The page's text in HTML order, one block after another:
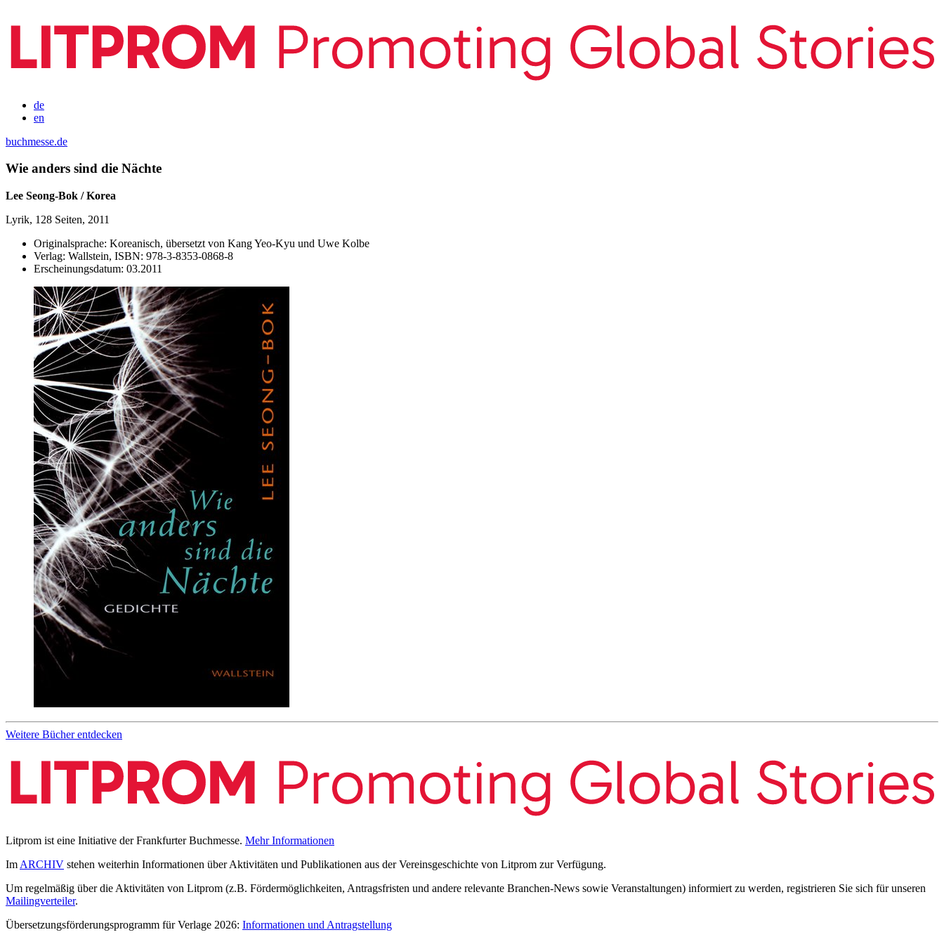
de
en
buchmesse.de
Wie anders sind die Nächte
Lee Seong-Bok / Korea
Lyrik, 128 Seiten, 2011
Originalsprache: Koreanisch, übersetzt von Kang Yeo-Kyu und Uwe Kolbe
Verlag: Wallstein, ISBN: 978-3-8353-0868-8
Erscheinungsdatum: 03.2011
Weitere Bücher entdecken
Litprom ist eine Initiative der Frankfurter Buchmesse. Mehr Informationen
Im ARCHIV stehen weiterhin Informationen über Aktivitäten und Publikationen aus der Vereinsgeschichte von Litprom zur Verfügung.
Um regelmäßig über die Aktivitäten von Litprom (z.B. Fördermöglichkeiten, Antragsfristen und andere relevante Branchen-News sowie Veranstaltungen) informiert zu werden, registrieren Sie sich für unseren
Mailingverteiler.
Übersetzungsförderungsprogramm für Verlage 2026: Informationen und Antragstellung